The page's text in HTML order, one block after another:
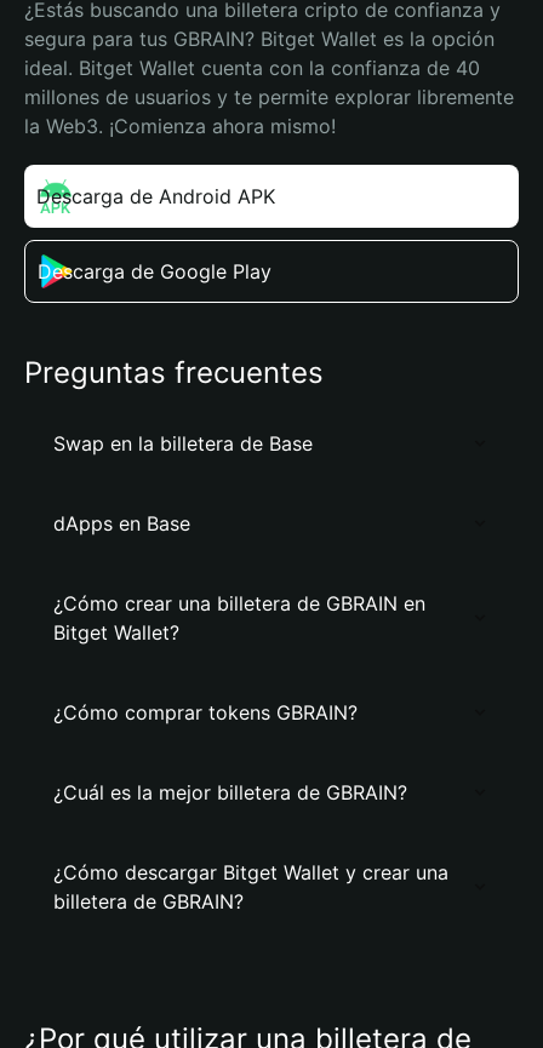
¿Estás buscando una billetera cripto de confianza y
segura para tus GBRAIN? Bitget Wallet es la opción
ideal. Bitget Wallet cuenta con la confianza de 40
millones de usuarios y te permite explorar libremente
la Web3. ¡Comienza ahora mismo!
Descarga de Android APK
Descarga de Google Play
Preguntas frecuentes
Swap en la billetera de Base
dApps en Base
¿Cómo crear una billetera de GBRAIN en
Bitget Wallet?
¿Cómo comprar tokens GBRAIN?
¿Cuál es la mejor billetera de GBRAIN?
¿Cómo descargar Bitget Wallet y crear una
billetera de GBRAIN?
¿Por qué utilizar una billetera de